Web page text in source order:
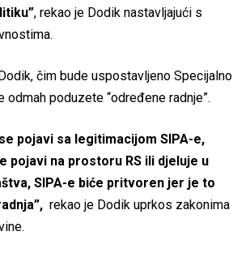
, rekao je Dodik nastavljajući s
čim bude uspostavljeno Specijalno
odmah poduzete “određene radnje”.
pojavi sa legitimacijom SIPA-e,
pojavi na prostoru RS ili djeluje u
SIPA-e biće pritvoren jer je to
rekao je Dodik uprkos zakonima